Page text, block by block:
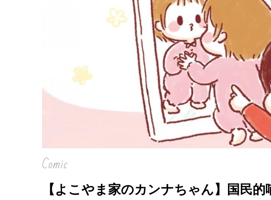
Comic
【よこやま家のカンナちゃん】国民